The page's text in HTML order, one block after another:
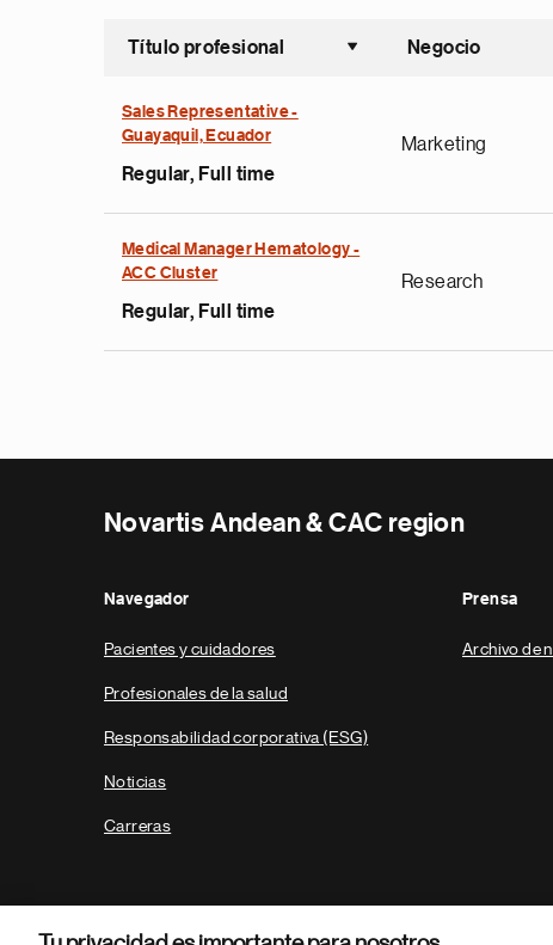
Título profesional
Ordenar
Negocio
Sales Representative -
Guayaquil, Ecuador
Regular, Full time
Marketing
Medical Manager Hematology -
ACC Cluster
Regular, Full time
Research
Novartis Andean & CAC region
Navegador
Pacientes y cuidadores
Profesionales de la salud
Responsabilidad corporativa (ESG)
Noticias
Carreras
Prensa
Archivo de